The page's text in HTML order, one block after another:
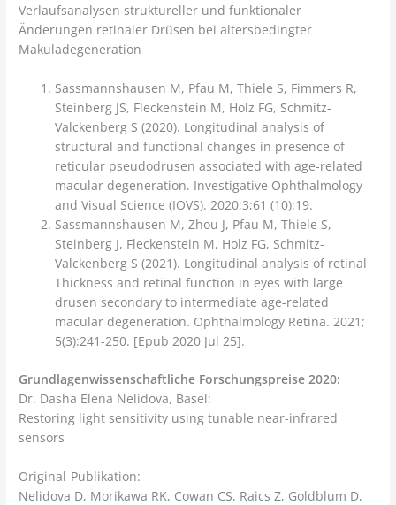
Verlaufsanalysen struktureller und funktionaler
Änderungen retinaler Drüsen bei altersbedingter
Makuladegeneration
Sassmannshausen M, Pfau M, Thiele S, Fimmers R,
Steinberg JS, Fleckenstein M, Holz FG, Schmitz-
Valckenberg S (2020). Longitudinal analysis of
structural and functional changes in presence of
reticular pseudodrusen associated with age-related
macular degeneration. Investigative Ophthalmology
and Visual Science (IOVS). 2020;3;61 (10):19.
Sassmannshausen M, Zhou J, Pfau M, Thiele S,
Steinberg J, Fleckenstein M, Holz FG, Schmitz-
Valckenberg S (2021). Longitudinal analysis of retinal
Thickness and retinal function in eyes with large
drusen secondary to intermediate age-related
macular degeneration. Ophthalmology Retina. 2021;
5(3):241-250. [Epub 2020 Jul 25].
Grundlagenwissenschaftliche Forschungspreise 2020:
Dr. Dasha Elena Nelidova, Basel:
Restoring light sensitivity using tunable near-infrared
sensors
Original-Publikation:
Nelidova D, Morikawa RK, Cowan CS, Raics Z, Goldblum D,